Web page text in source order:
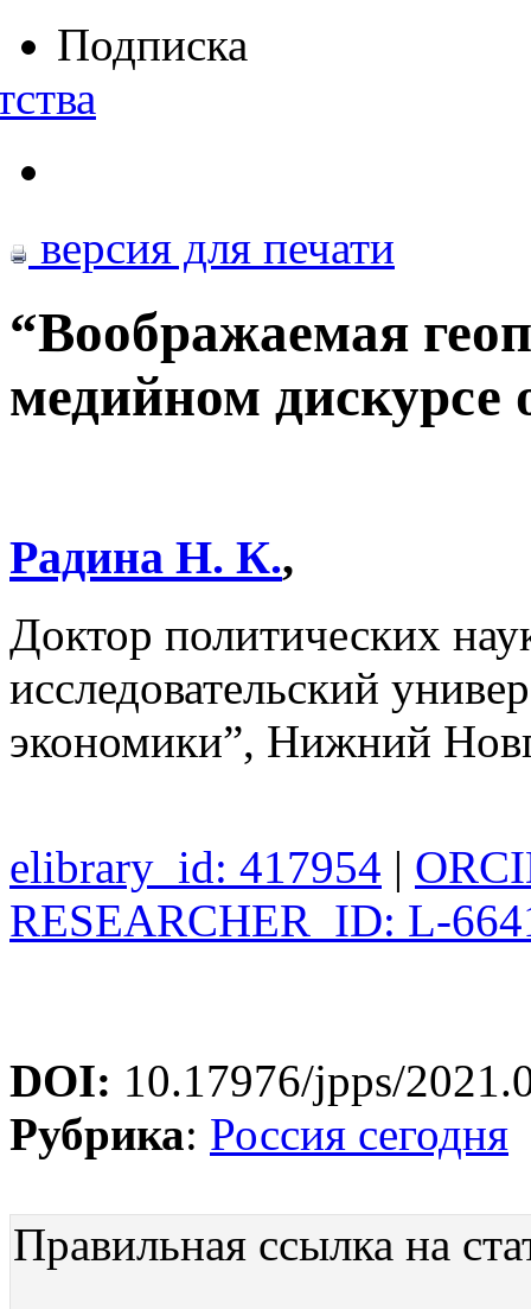
Подписка
версия для печати
“Воображаемая
медийном дискурсе
Радина Н. К.,
Доктор политических
исследовательский
экономики”, Нижний
elibrary_id: 417954 |
RESEARCHER_ID: L-
DOI: 10.17976/jpps/
Рубрика: Россия сегодня
Правильная ссылка на